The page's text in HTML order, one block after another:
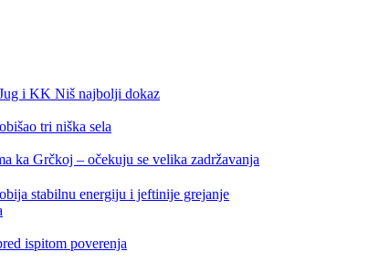
i KK Niš najbolji dokaz
tri niška sela
ka Grčkoj – očekuju se velika zadržavanja
stabilnu energiju i jeftinije grejanje
ispitom poverenja